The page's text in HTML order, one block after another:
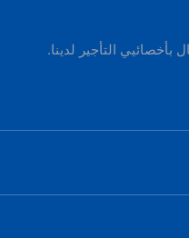
التأجير لدينا.